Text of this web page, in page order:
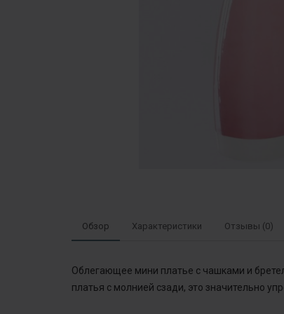
Обзор Характеристики Отзывы (0)
Облегающее мини платье с чашками и
платья с молнией сзади, это значительно